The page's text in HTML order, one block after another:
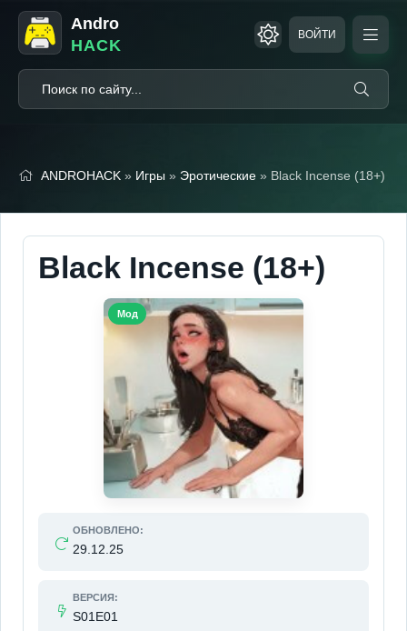
Andro
HACK
ВОЙТИ
ANDROHACK » Игры » Эротические » Black Incense (18+)
Black Incense (18+)
ОБНОВЛЕНО:
29.12.25
ВЕРСИЯ:
S01E01
Мод